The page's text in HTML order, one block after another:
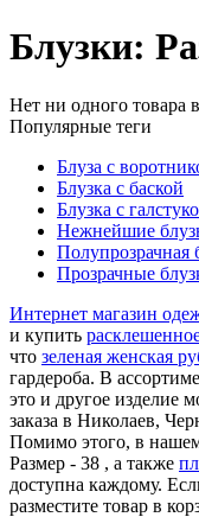
Блузки:
Нет ни одного товара
Популярные теги
Блуза с
Блузка с баской
Блузка с
Нежнейшие
Полупрозрачная
Прозрачные
Интернет магазин
и купить
что зеленая женская
гардероба. В
это и другое изделие
заказа в Николаев,
Помимо этого, в нашем
Размер - 38 , а также
доступна каждому.
разместите товар в